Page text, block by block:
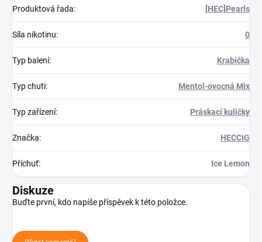
Produktová řada: [HEC]Pearls
Síla nikotinu: 0
Typ balení: Krabička
Typ chuti: Mentol-ovocná Mix
Typ zařízení: Práskací kuličky
Značka: HECCIG
Příchuť: Ice Lemon
Diskuze
Buďte první, kdo napíše příspěvek k této položce.